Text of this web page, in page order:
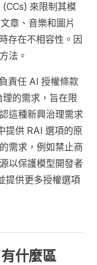
來限制其模
章、音樂和圖片
存在不相容性。因
法。
責任 AI 授權條款
的需求，旨在限
這種新興治理需求
提供 RAI 選項的原
需求，例如禁止商
以保護模型開發者
提供更多授權選項
什麼區